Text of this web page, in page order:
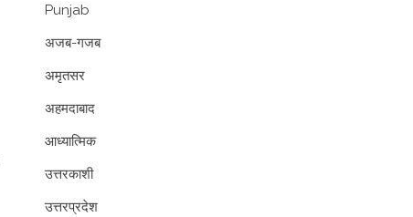
Punjab
अजब-गजब
अमृतसर
अहमदाबाद
आध्यात्मिक
उत्तरकाशी
उत्तरप्रदेश